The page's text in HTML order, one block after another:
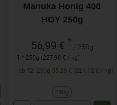
Manuka Honig 400
HOY 250g
56,99 € * / 250g
1 * 250g (227,96 € / kg)
ab 12: 250g 55,28 € (221,12 € / kg)
250g